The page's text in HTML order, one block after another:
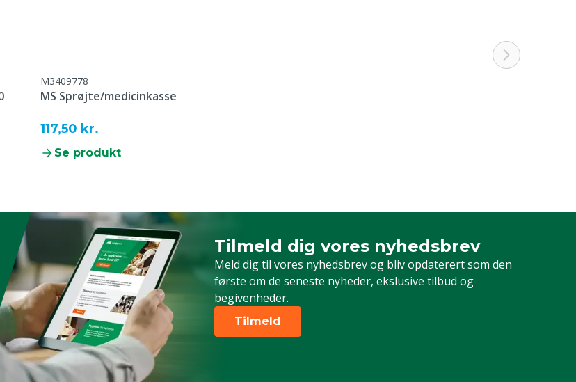
M3409778
MS Sprøjte/medicinkasse
117,50 kr.
Se produkt
Tilmeld dig vores nyhedsbrev
Meld dig til vores nyhedsbrev og bliv opdaterert som den
første om de seneste nyheder, ekslusive tilbud og
begivenheder.
Timeld dig vores nyhedsbrev
Tilmeld